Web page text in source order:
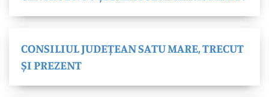
CONSILIUL JUDEȚEAN SATU MARE, TRECUT
ȘI PREZENT